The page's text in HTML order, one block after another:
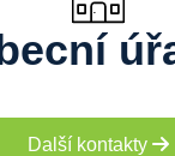
Další kontakty